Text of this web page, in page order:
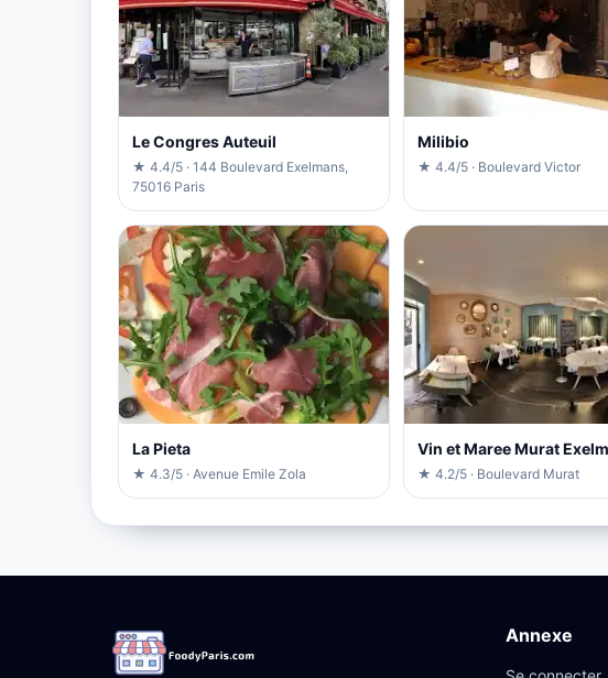
Le Congres Auteuil
★ 4.4/5 · 144 Boulevard Exelmans,
75016 Paris
Milibio
★ 4.4/5 · Boulevard Victor
La Pieta
★ 4.3/5 · Avenue Emile Zola
Vin et Maree Murat
★ 4.2/5 · Boulevard Murat
Annexe